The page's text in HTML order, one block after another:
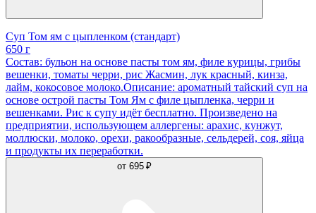
Суп Том ям с цыпленком (стандарт)
650 г
Состав: бульон на основе пасты том ям, филе курицы, грибы
вешенки, томаты черри, рис Жасмин, лук красный, кинза,
лайм, кокосовое молоко.Описание: ароматный тайский суп на
основе острой пасты Том Ям с филе цыпленка, черри и
вешенками. Рис к супу идёт бесплатно. Произведено на
предприятии, использующем аллергены: арахис, кунжут,
моллюски, молоко, орехи, ракообразные, сельдерей, соя, яйца
и продукты их переработки.
от 695 ₽